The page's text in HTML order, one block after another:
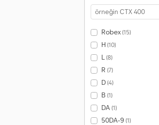
Robex(15)
H(10)
L(8)
R (7)
D(4)
B (1)
DA(1)
50DA-9 (1)